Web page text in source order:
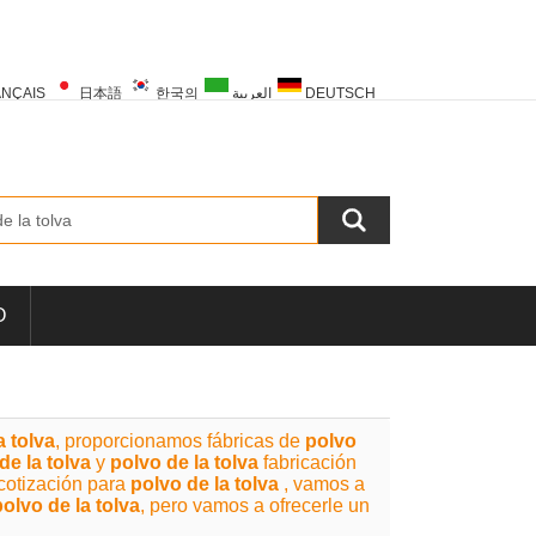
日本語 한국의 العربية DEUTSCH
tolva, proporcionamos fábricas de polvo
la tolva y polvo de la tolva fabricación
para polvo de la tolva , vamos a
de la tolva, pero vamos a ofrecerle un